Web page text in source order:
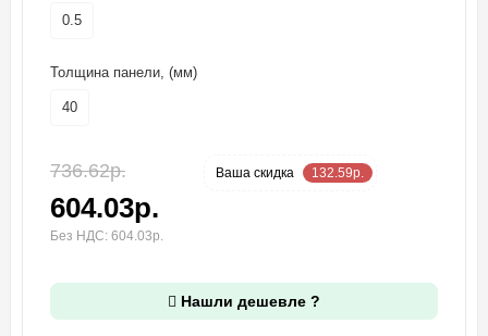
0.5
Толщина панели, (мм)
40
736.62р. Ваша cкидка 132.59р.
604.03р.
Без НДС: 604.03р.
Нашли дешевле ?